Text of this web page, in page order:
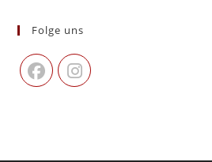
Folge uns